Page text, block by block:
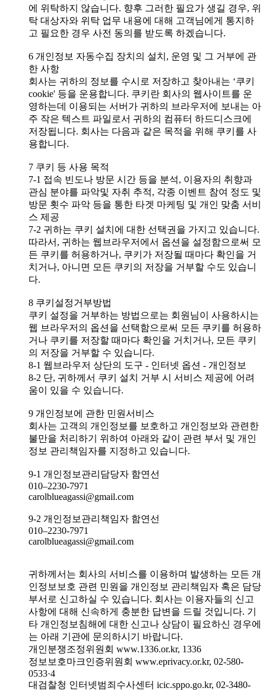
에 위탁하지 않습니다. 향후 그러한 필요가 생길 경우, 위
탁 대상자와 위탁 업무 내용에 대해 고객님에게 통지하
고 필요한 경우 사전 동의를 받도록 하겠습니다.
6 개인정보 자동수집 장치의 설치, 운영 및 그 거부에 관
한 사항
회사는 귀하의 정보를 수시로 저장하고 찾아내는 ‘쿠키
cookie' 등을 운용합니다. 쿠키란 회사의 웹사이트를 운
영하는데 이용되는 서버가 귀하의 브라우저에 보내는 아
주 작은 텍스트 파일로서 귀하의 컴퓨터 하드디스크에
저장됩니다. 회사는 다음과 같은 목적을 위해 쿠키를 사
용합니다.
7 쿠키 등 사용 목적
7-1 접속 빈도나 방문 시간 등을 분석, 이용자의 취향과
관심 분야를 파악및 자취 추적, 각종 이벤트 참여 정도 및
방문 횟수 파악 등을 통한 타겟 마케팅 및 개인 맞춤 서비
스 제공
7-2 귀하는 쿠키 설치에 대한 선택권을 가지고 있습니다.
따라서, 귀하는 웹브라우저에서 옵션을 설정함으로써 모
든 쿠키를 허용하거나, 쿠키가 저장될 때마다 확인을 거
치거나, 아니면 모든 쿠키의 저장을 거부할 수도 있습니
다.
8 쿠키설정거부방법
쿠키 설정을 거부하는 방법으로는 회원님이 사용하시는
웹 브라우저의 옵션을 선택함으로써 모든 쿠키를 허용하
거나 쿠키를 저장할 때마다 확인을 거치거나, 모든 쿠키
의 저장을 거부할 수 있습니다.
8-1 웹브라우저 상단의 도구 - 인터넷 옵션 - 개인정보
8-2 단, 귀하께서 쿠키 설치 거부 시 서비스 제공에 어려
움이 있을 수 있습니다.
9 개인정보에 관한 민원서비스
회사는 고객의 개인정보를 보호하고 개인정보와 관련한
불만을 처리하기 위하여 아래와 같이 관련 부서 및 개인
정보 관리책임자를 지정하고 있습니다.
9-1 개인정보관리담당자 함연선
010–2230-7971
carolblueagassi@gmail.com
9-2 개인정보관리책임자 함연선
010–2230-7971
carolblueagassi@gmail.com
귀하께서는 회사의 서비스를 이용하며 발생하는 모든 개
인정보보호 관련 민원을 개인정보 관리책임자 혹은 담당
부서로 신고하실 수 있습니다. 회사는 이용자들의 신고
사항에 대해 신속하게 충분한 답변을 드릴 것입니다. 기
타 개인정보침해에 대한 신고나 상담이 필요하신 경우에
는 아래 기관에 문의하시기 바랍니다.
개인분쟁조정위원회 www.1336.or.kr, 1336
정보보호마크인증위원회 www.eprivacy.or.kr, 02-580-
0533·4
대검찰청 인터넷범죄수사센터 icic.sppo.go.kr, 02-3480-